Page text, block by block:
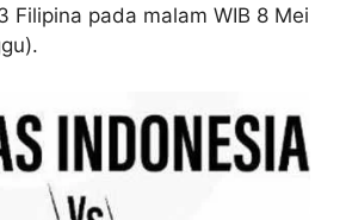
Filipina pada malam WIB 8 Mei